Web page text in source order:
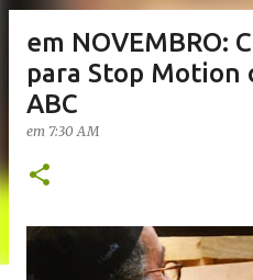
em NOVEMBRO:
para Stop Motion
ABC
em 7:30 AM